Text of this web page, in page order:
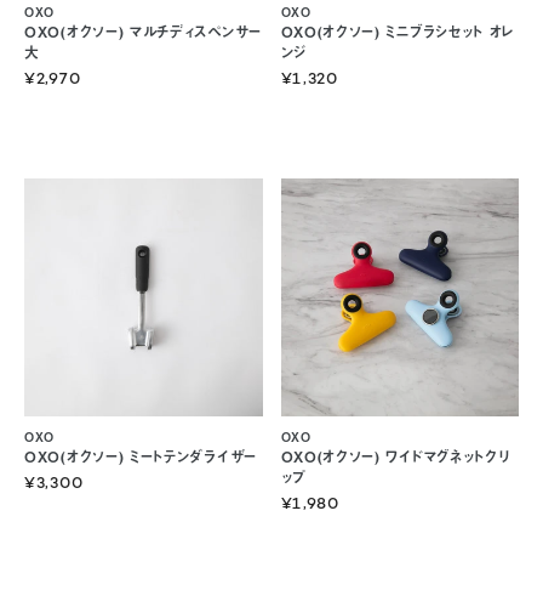
OXO(オクソー) マルチディスペンサー
大
OXO
¥2,970
OXO(オクソー) ミニブラシセット オレ
ンジ
OXO
¥1,320
OXO(オクソー) ミートテンダライザー
OXO
¥3,300
OXO(オクソー) ワイドマグネットクリ
ップ
OXO
¥1,980